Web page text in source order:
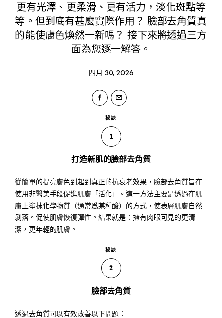
更有光澤、更柔滑、更有活力，淡化斑點等
等。但到底有甚麼實際作用？ 臉部去角質真
的能使膚色煥然一新嗎？ 接下來將透過三方
面為您逐一解答。
四月 30, 2026
秘訣
1
打造新肌的臉部去角質
從簡單的提亮膚色到起到真正的抗衰老效果，臉部去角質旨在
使用非醫美手段促進肌膚「活化」。這一方法主要是透過在肌
膚上塗抹化學物質（通常爲某種酸）的方式，使表層肌膚自然
剝落。促使肌膚恢復彈性。結果就是：擁有肉眼可見的更清
潔，更年輕的肌膚。
秘訣
2
臉部去角質
透過去角質可以有效改善以下問題：